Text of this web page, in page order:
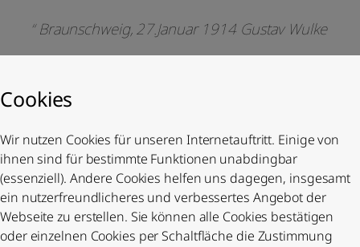
“ Braunschweig, 27.Januar 1914 Gustav Wulke
Cookies
Wir nutzen Cookies für unseren Internetauftritt. Einige von
ihnen sind für bestimmte Funktionen unabdingbar
(essenziell). Andere Cookies helfen uns dagegen, insgesamt
ein nutzerfreundlicheres und verbessertes Angebot der
Webseite zu erstellen. Sie können alle Cookies bestätigen
oder einzelnen Cookies per Schaltfläche die Zustimmung